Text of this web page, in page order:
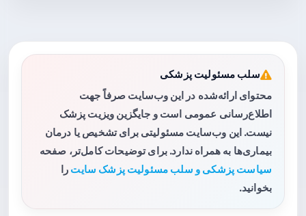
سلب مسئولیت پزشکی
محتوای ارائه‌شده در این وب‌سایت صرفاً جهت
اطلاع‌رسانی عمومی است و جایگزین ویزیت پزشک
نیست. این وب‌سایت مسئولیتی برای تشخیص یا درمان
بیماری‌ها به همراه ندارد. برای توضیحات کامل‌تر، صفحه
سیاست پزشکی و سلب مسئولیت پزشک سایت را
بخوانید.